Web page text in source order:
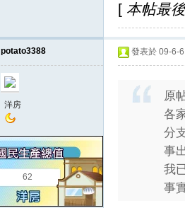
[ 本帖最
potato3388
洋房
62
發表於 09-6-
原
各
分
事
我
事